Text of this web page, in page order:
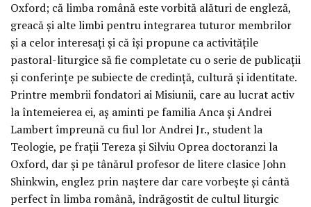
Oxford; că limba română este vorbită alături de engleză,
greacă și alte limbi pentru integrarea tuturor membrilor
și a celor interesați și că își propune ca activitățile
pastoral-liturgice să fie completate cu o serie de publicații
și conferințe pe subiecte de credință, cultură și identitate.
Printre membrii fondatori ai Misiunii, care au lucrat activ
la întemeierea ei, aș aminti pe familia Anca și Andrei
Lambert împreună cu fiul lor Andrei Jr., student la
Teologie, pe frații Tereza și Silviu Oprea doctoranzi la
Oxford, dar și pe tânărul profesor de litere clasice John
Shinkwin, englez prin naștere dar care vorbește și cântă
perfect în limba română, îndrăgostit de cultul liturgic